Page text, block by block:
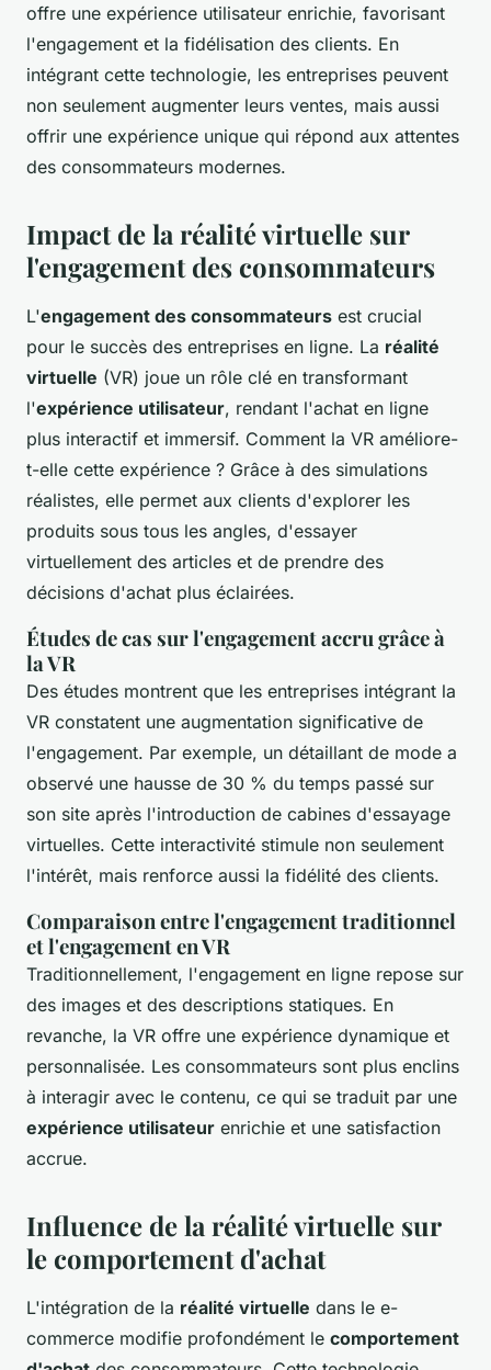
offre une expérience utilisateur enrichie, favorisant
l'engagement et la fidélisation des clients. En
intégrant cette technologie, les entreprises peuvent
non seulement augmenter leurs ventes, mais aussi
offrir une expérience unique qui répond aux attentes
des consommateurs modernes.
Impact de la réalité virtuelle sur
l'engagement des consommateurs
L'engagement des consommateurs est crucial
pour le succès des entreprises en ligne. La réalité
virtuelle (VR) joue un rôle clé en transformant
l'expérience utilisateur, rendant l'achat en ligne
plus interactif et immersif. Comment la VR améliore-
t-elle cette expérience ? Grâce à des simulations
réalistes, elle permet aux clients d'explorer les
produits sous tous les angles, d'essayer
virtuellement des articles et de prendre des
décisions d'achat plus éclairées.
Études de cas sur l'engagement accru grâce à
la VR
Des études montrent que les entreprises intégrant la
VR constatent une augmentation significative de
l'engagement. Par exemple, un détaillant de mode a
observé une hausse de 30 % du temps passé sur
son site après l'introduction de cabines d'essayage
virtuelles. Cette interactivité stimule non seulement
l'intérêt, mais renforce aussi la fidélité des clients.
Comparaison entre l'engagement traditionnel
et l'engagement en VR
Traditionnellement, l'engagement en ligne repose sur
des images et des descriptions statiques. En
revanche, la VR offre une expérience dynamique et
personnalisée. Les consommateurs sont plus enclins
à interagir avec le contenu, ce qui se traduit par une
expérience utilisateur enrichie et une satisfaction
accrue.
Influence de la réalité virtuelle sur
le comportement d'achat
L'intégration de la réalité virtuelle dans le e-
commerce modifie profondément le comportement